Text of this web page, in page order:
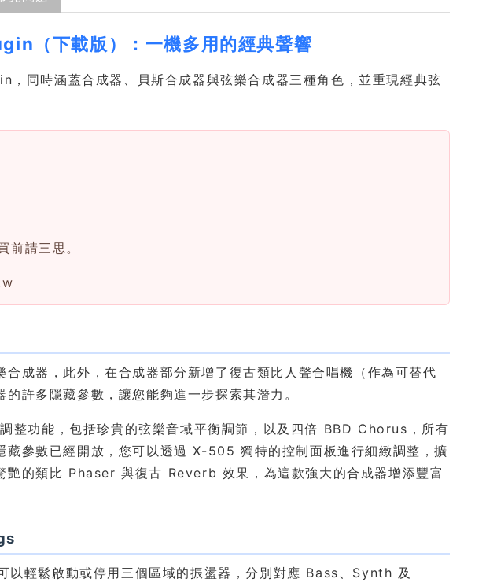
（下載版）：一機多用的經典聲響
同時涵蓋合成器、貝斯合成器與弦樂合成器三種角色，並重現經典弦
前請三思。
成器，此外，在合成器部分新增了復古類比人聲合唱機（作為可替代
許多隱藏參數，讓您能夠進一步探索其潛力。
整功能，包括珍貴的弦樂音域平衡調節，以及四倍 BBD Chorus，所有
藏參數已經開放，您可以透過 X-505 獨特的控制面板進行細緻調整，擴
艷的類比 Phaser 與復古 Reverb 效果，為這款強大的合成器增添豐富
輕鬆啟動或停用三個區域的振盪器，分別對應 Bass、Synth 及